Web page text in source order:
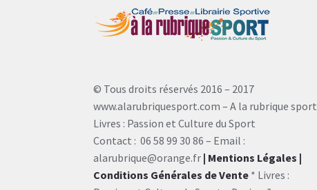
© Tous droits réservés 2016 – 2017
www.alarubriquesport.com – A la rubrique sport
Livres : Passion et Culture du Sport
Contact : 06 58 99 30 86 – Email :
alarubrique@orange.fr | Mentions Légales |
Conditions Générales de Vente* Livres :